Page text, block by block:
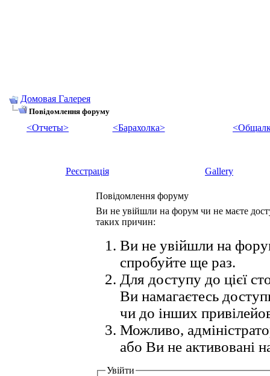
Домовая Галерея
Повідомлення форуму
<Отчеты> <Барахолка>
Реєстрація Gallery
Повідомлення форуму
Ви не увійшли на форум чи не маєте
таких причин:
Ви не увійшли на
спробуйте ще раз.
Для доступу до цієї
Ви намагаєтесь
чи до інших
Можливо,
або Ви не активовані
Увійти